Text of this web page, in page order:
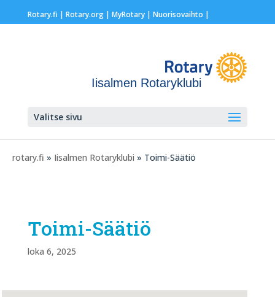
Rotary.fi | Rotary.org| MyRotary | Nuorisovaihto |
Iisalmen Rotaryklubi
Valitse sivu
rotary.fi » Iisalmen Rotaryklubi » Toimi-Säätiö
Toimi-Säätiö
loka 6, 2025